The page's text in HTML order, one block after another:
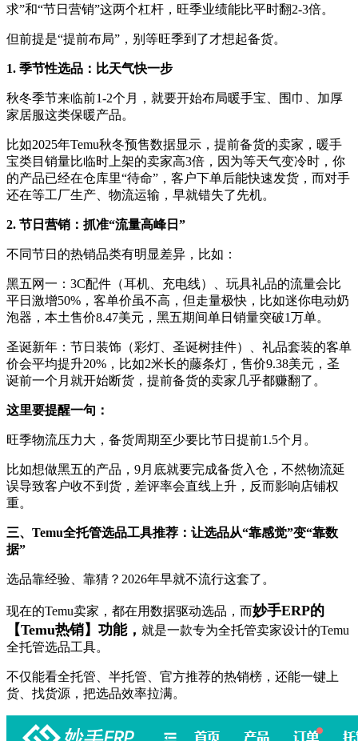
求”和“节日营销”这两个杠杆，旺季业绩能比平时翻2-3倍。
但前提是“提前布局”，别等旺季到了才想起备货。
1. 季节性选品：比天气快一步
秋冬季节来临前1-2个月，就要开始布局暖手宝、围巾、加厚
家居服这类保暖产品。
比如2025年Temu秋冬预售数据显示，提前备货的卖家，暖手
宝类目销量比临时上架的卖家高3倍，因为等天气变冷时，你
的产品已经在仓库里“待命”，客户下单后能快速发货，而对手
还在等工厂生产、物流运输，早就错失了先机。
2. 节日营销：抓准“流量高峰日”
不同节日的热销品类有明显差异，比如：
黑五网一：3C配件（耳机、充电线）、玩具礼品的流量会比
平日激增50%，客单价虽不高，但走量极快，比如迷你电动奶
泡器，本土售价8.47美元，黑五期间单日销量突破1万单。
圣诞新年：节日装饰（彩灯、圣诞树挂件）、礼品套装的客单
价会平均提升20%，比如2米长的藤条灯，售价9.38美元，圣
诞前一个月就开始断货，提前备货的卖家几乎都赚翻了。
这里要提醒一句：
旺季物流压力大，备货周期至少要比节日提前1.5个月。
比如想做黑五的产品，9月底就要完成备货入仓，不然物流延
误导致客户收不到货，差评率会直线上升，反而影响店铺权
重。
三、Temu全托管选品工具推荐：让选品从“靠感觉”变“靠数
据”
选品靠经验、靠猜？2026年早就不流行这套了。
现在的Temu卖家，都在用数据驱动选品，而妙手ERP的
【Temu热销】功能， 就是一款专为全托管卖家设计的Temu
全托管选品工具。
不仅能看全托管、半托管、官方推荐的热销榜，还能一键上
货、找货源，把选品效率拉满。